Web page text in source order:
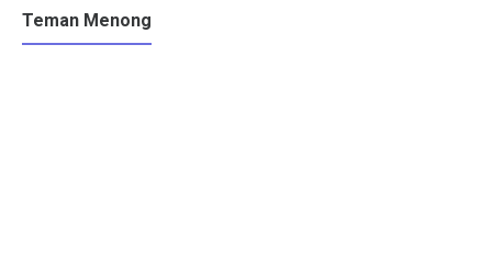
Teman Menong